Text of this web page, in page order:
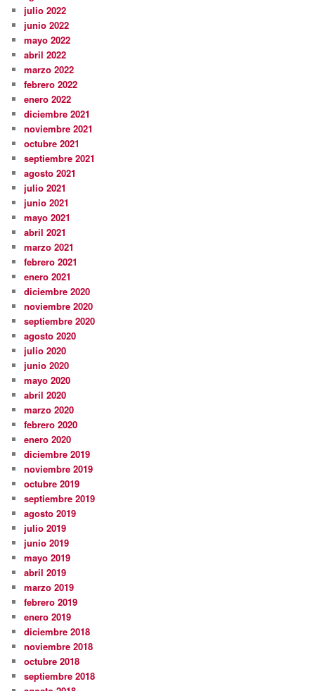
julio 2022
junio 2022
mayo 2022
abril 2022
marzo 2022
febrero 2022
enero 2022
diciembre 2021
noviembre 2021
octubre 2021
septiembre 2021
agosto 2021
julio 2021
junio 2021
mayo 2021
abril 2021
marzo 2021
febrero 2021
enero 2021
diciembre 2020
noviembre 2020
septiembre 2020
agosto 2020
julio 2020
junio 2020
mayo 2020
abril 2020
marzo 2020
febrero 2020
enero 2020
diciembre 2019
noviembre 2019
octubre 2019
septiembre 2019
agosto 2019
julio 2019
junio 2019
mayo 2019
abril 2019
marzo 2019
febrero 2019
enero 2019
diciembre 2018
noviembre 2018
octubre 2018
septiembre 2018